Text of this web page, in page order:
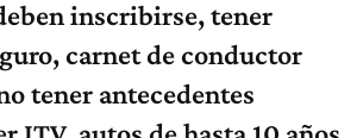
inscribirse, tener
carnet de conductor
tener antecedentes